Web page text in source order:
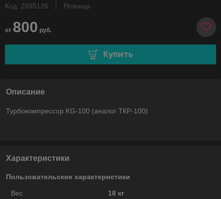
Код: 2895126
Розница
от 800 руб.
Купить
Описание
Турбокомпрессор KG-100 (аналог ТКР-100)
Характеристики
Пользовательские характеристики
Вес 18 кг